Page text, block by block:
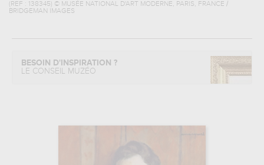
(REF :
138345) © MUSÉE NATIONAL D'ART MODERNE, PARIS, FRANCE /
BRIDGEMAN IMAGES
BESOIN D'INSPIRATION ?
LE CONSEIL MUZÉO